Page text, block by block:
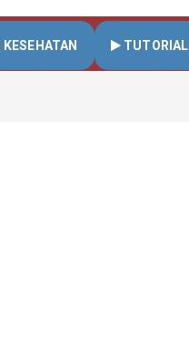
KESEHATAN TUTORIAL